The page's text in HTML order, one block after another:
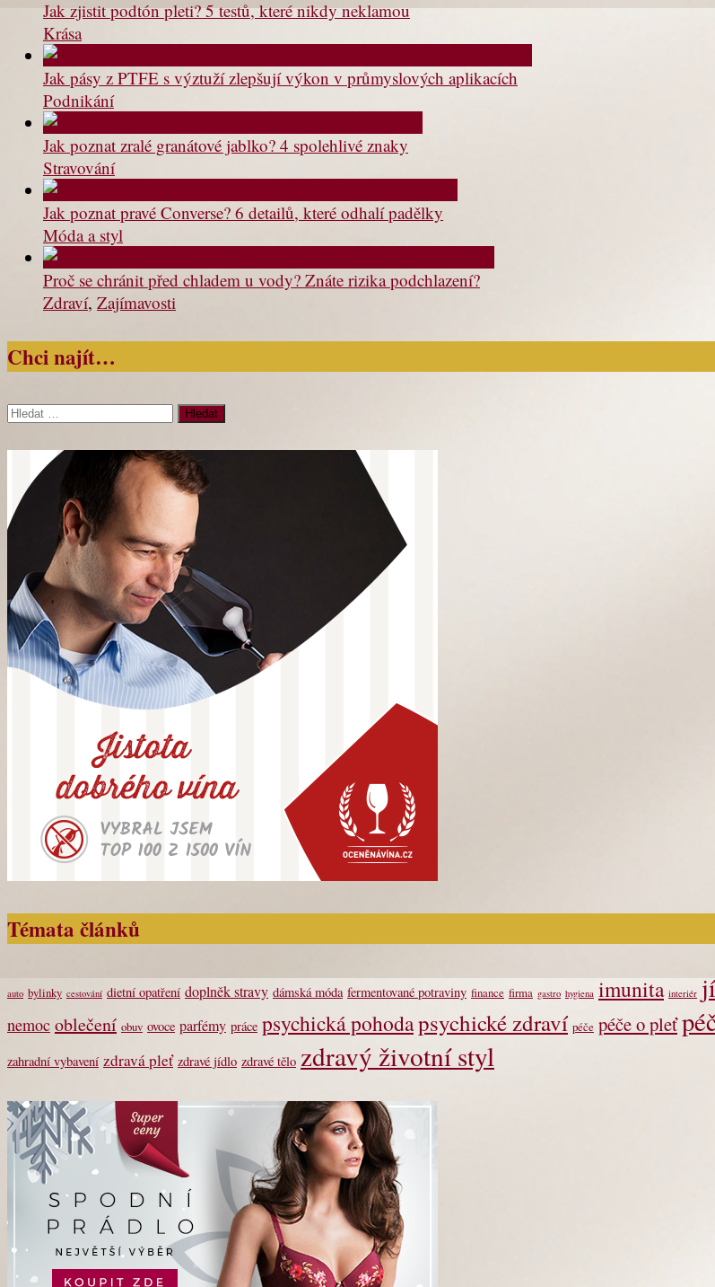
Jak zjistit podtón pleti? 5 testů, které nikdy neklamou
Krása
Jak pásy z PTFE s výztuží zlepšují výkon v průmyslových aplikacích
Podnikání
Jak poznat zralé granátové jablko? 4 spolehlivé znaky
Stravování
Jak poznat pravé Converse? 6 detailů, které odhalí padělky
Móda a styl
Proč se chránit před chladem u vody? Znáte rizika podchlazení?
Zdraví, Zajímavosti
Chci najít…
Vyhledávání
Témata článků
auto bylinky cestování dietní opatření doplněk stravy dámská móda fermentované potraviny finance firma gastro hygiena imunita interiér
nemoc oblečení obuv ovoce parfémy práce psychická pohodapsychické zdraví péče péče o pleť
zahradní vybavení zdravá pleť zdravé jídlo zdravé tělo zdravý životní styl